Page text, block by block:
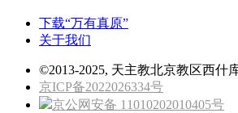
下载“万有真原”
关于我们
©2013-2025, 天主教北京教区西什
京ICP备2022026334号
京公网安备 11010202010405号